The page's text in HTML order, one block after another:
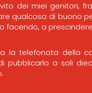
dei miei genitori,
qualcosa di buono
facendo, a
la telefonata della
pubblicarlo a soli